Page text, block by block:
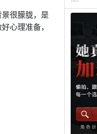
很朦胧，是
心理准备，